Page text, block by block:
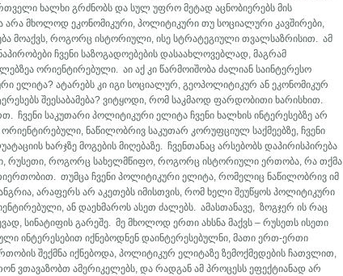
ხალხი გრძნობს და სულ უფრო მეტად აცნობიერებს მის
არა მხოლოდ ეკონომიკური, პოლიტიკური თუ სოციალური კავშირები,
მოაქვს, როგორც ისტორიული, ისე სტრატეგიული თვალსაზრისით. ამ
ჩვენი საზოგადოებების დასაახლოვებლად, მაგრამ
ორიენტირებული. აი აქ კი წარმოიშობა ძალიან საინტერესო
ელიტა? ატარებს კი იგი სოციალურ, გეოპოლიტიკურ ან ეკონომიკურ
შეესაბამება? ვიტყოდი, რომ საკმაოდ ფარდობითი ხარისხით.
ჩვენი საკუთარი პოლიტიკური ელიტა ჩვენი ხალხის ინტერესებზე არ
ნაწილობრივ საკუთარ კორუფციულ საქმეებზე, ჩვენი
ხარჯზე მოგების მიღებაზე. ჩვენთანაც არსებობს დაპირისპირება
რუსეთი, როგორც სახელმწიფო, როგორც ისტორიული ერთობა, რა თქმა
თუმცა ჩვენი პოლიტიკური ელიტა, რომელიც ნაწილობრივ იმ
არაფერს არ აკეთებს იმისთვის, რომ ხელი შეუწყოს პოლიტიკური
ან დაეხმაროს ასეთ ძალებს. ამასთანავე, ზოგჯერ ის რაც
სინატიფის გარეშე. მე მხოლოდ ერთი ახსნა მაქვს – რუსეთს ისეთი
ინტერესებით იქნებოდნენ დაინტერესებულნი, მათი ერთ-ერთი
შექმნა იქნებოდა, პოლიტიკურ ელიტაზე ზემოქმედების ჩათვლით,
ვთავაზობთ ამერიკელებს, და რადგან ამ პროცესს ეფექტიანად არ